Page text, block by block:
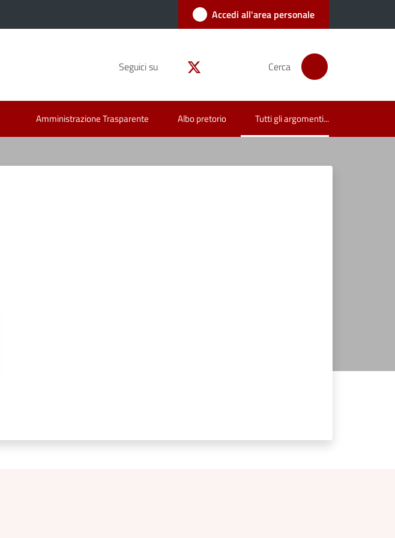
Accedi all'area personale
Seguici su Cerca
Amministrazione Trasparente Albo pretorio Tutti gli argomenti...
Menu selezionato